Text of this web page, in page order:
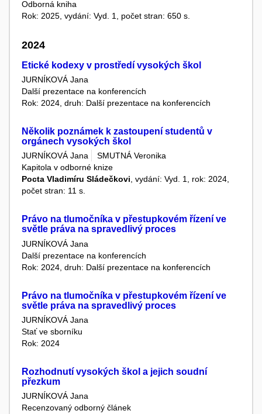
Odborná kniha
Rok: 2025, vydání: Vyd. 1, počet stran: 650 s.
2024
Etické kodexy v prostředí vysokých škol
JURNÍKOVÁ Jana
Další prezentace na konferencích
Rok: 2024, druh: Další prezentace na konferencích
Několik poznámek k zastoupení studentů v
orgánech vysokých škol
JURNÍKOVÁ Jana
SMUTNÁ Veronika
Kapitola v odborné knize
Pocta Vladimíru Sládečkovi, vydání: Vyd. 1, rok: 2024,
počet stran: 11 s.
Právo na tlumočníka v přestupkovém řízení ve
světle práva na spravedlivý proces
JURNÍKOVÁ Jana
Další prezentace na konferencích
Rok: 2024, druh: Další prezentace na konferencích
Právo na tlumočníka v přestupkovém řízení ve
světle práva na spravedlivý proces
JURNÍKOVÁ Jana
Stať ve sborníku
Rok: 2024
Rozhodnutí vysokých škol a jejich soudní
přezkum
JURNÍKOVÁ Jana
Recenzovaný odborný článek